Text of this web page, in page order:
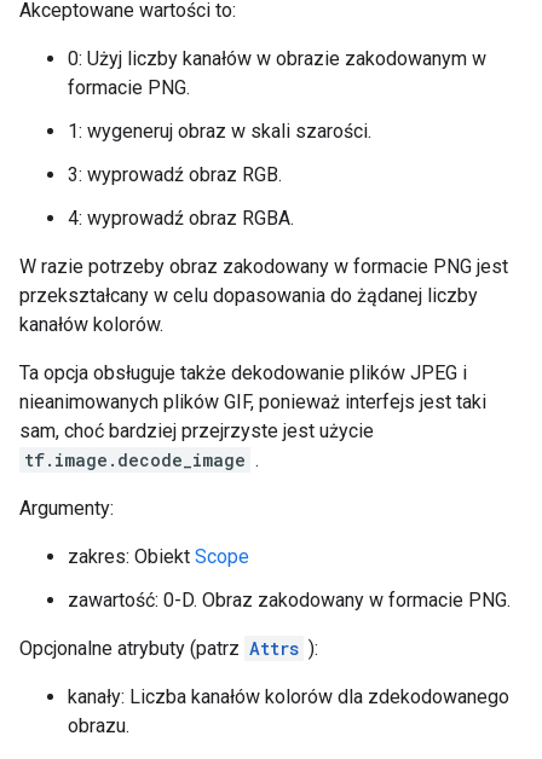
Akceptowane wartości to:
0: Użyj liczby kanałów w obrazie zakodowanym w
formacie PNG.
1: wygeneruj obraz w skali szarości.
3: wyprowadź obraz RGB.
4: wyprowadź obraz RGBA.
W razie potrzeby obraz zakodowany w formacie PNG jest
przekształcany w celu dopasowania do żądanej liczby
kanałów kolorów.
Ta opcja obsługuje także dekodowanie plików JPEG i
nieanimowanych plików GIF, ponieważ interfejs jest taki
sam, choć bardziej przejrzyste jest użycie
tf.image.decode_image .
Argumenty:
zakres: Obiekt Scope
zawartość: 0-D. Obraz zakodowany w formacie PNG.
Opcjonalne atrybuty (patrz Attrs ):
kanały: Liczba kanałów kolorów dla zdekodowanego
obrazu.